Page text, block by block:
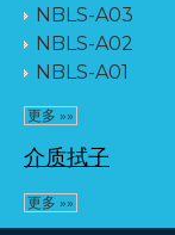
NBLS-A03
NBLS-A02
NBLS-A01
更多 »»
介质拭子
更多 »»